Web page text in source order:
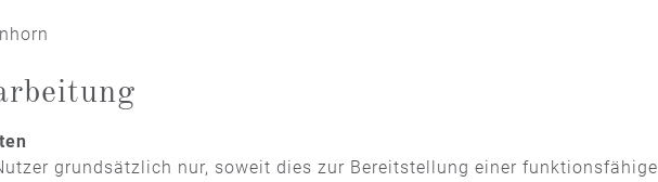
grundsätzlich nur, soweit dies zur Bereitstellung einer